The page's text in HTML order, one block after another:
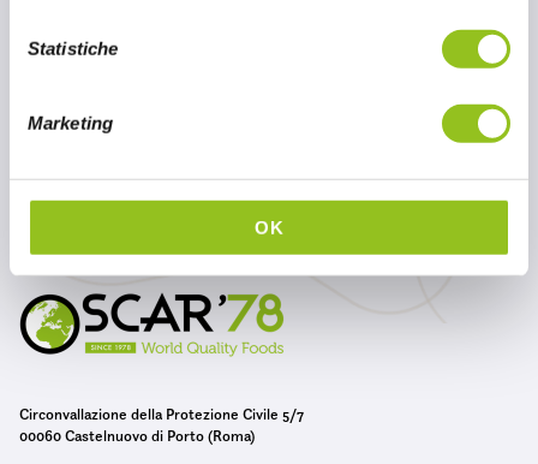
n
Statistiche
Marketing
OK
Circonvallazione della Protezione Civile 5/7
00060 Castelnuovo di Porto (Roma)